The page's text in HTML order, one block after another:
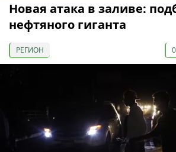
Новая атака в заливе:
нефтяного гиганта
РЕГИОН